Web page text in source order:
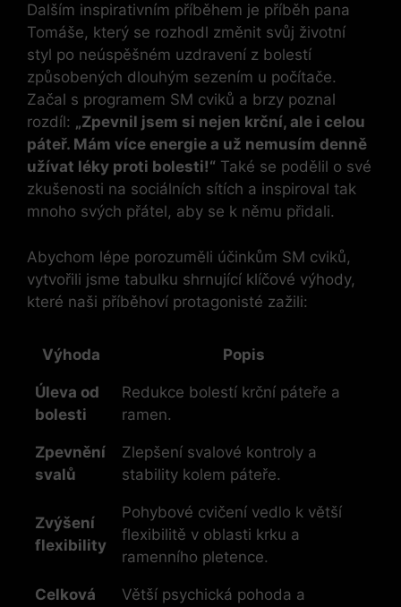
Dalším inspirativním příběhem ⁤je příběh pana
Tomáše, který se rozhodl⁤ změnit svůj ⁢životní
styl⁤ po neúspěšném uzdravení ‌z ‌bolestí
způsobených dlouhým sezením u ⁣počítače. ​
Začal s programem SM cviků a ⁣brzy‍ poznal
rozdíl: „Zpevnil jsem ‍si nejen krční, ale i celou
páteř.‌ Mám více energie a už nemusím ⁣denně
užívat léky proti bolesti!“ Také se podělil o své
⁣zkušenosti ⁣na sociálních sítích ‍a inspiroval tak
mnoho svých přátel, aby se k němu přidali.
Abychom lépe porozuměli ⁢účinkům SM cviků,
vytvořili‍ jsme tabulku​ shrnující klíčové⁤ výhody,
které naši příběhoví protagonisté ​zažili:
Výhoda Popis
Úleva od
bolesti
Redukce bolestí krční páteře a
‌ramen.
Zpevnění
​svalů
Zlepšení svalové kontroly a ​
stability kolem páteře.
Zvýšení
flexibility
Pohybové ‌cvičení vedlo k větší
flexibilitě v oblasti krku a
ramenního pletence.
Celková
Větší psychická pohoda a